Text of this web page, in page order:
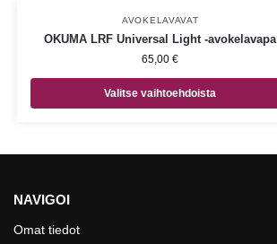
AVOKELAVAVAT
OKUMA LRF Universal Light -avokelavapa
65,00€
Valitse vaihtoehdoista
NAVIGOI
Omat tiedot